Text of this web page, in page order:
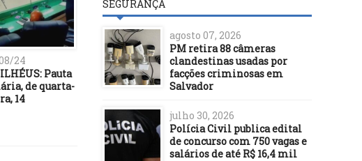
24
Pauta
de quarta-
14
ILHÉUS
23/01/26
Prefeitura de Ilhéus realiza
encascalhamento na estrada
Asfalto Legal: prefeito
SEGURANÇA
agosto 07, 2026
PM retira 88 câmeras
clandestinas usadas por
facções criminosas em
Salvador
julho 30, 2026
Polícia Civil publica edital
de concurso com 750 vagas e
salários de até R$ 16,4 mil